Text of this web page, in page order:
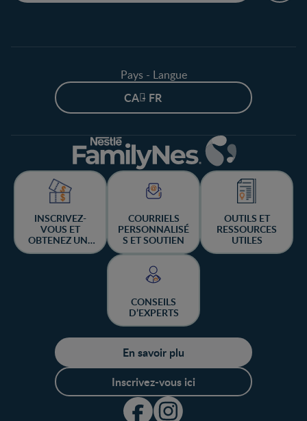
Pays - Langue
CA - FR
INSCRIVEZ-
VOUS ET
OBTENEZ UNE
CHANCE DE
COURRIELS
PERSONNALISÉ
S ET SOUTIEN
OUTILS ET
RESSOURCES
UTILES
CONSEILS
D’EXPERTS
En savoir plu
Inscrivez-vous ici